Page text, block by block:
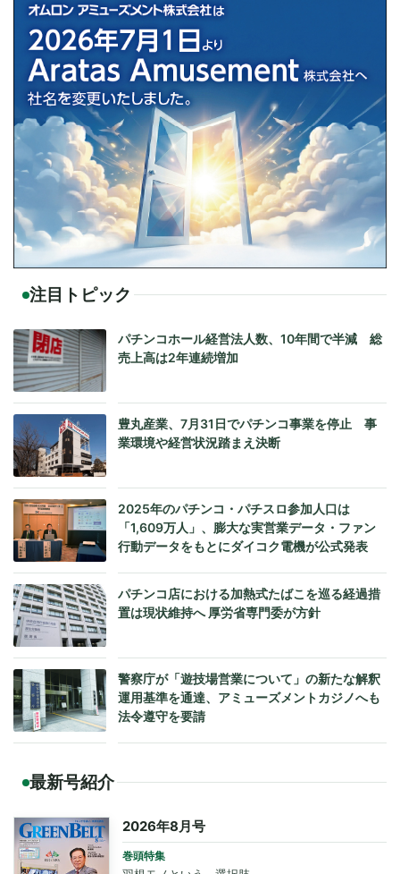
注目トピック
パチンコホール経営法人数、10年間で半減 総
売上高は2年連続増加
豊丸産業、7月31日でパチンコ事業を停止 事
業環境や経営状況踏まえ決断
2025年のパチンコ・パチスロ参加人口は
「1,609万人」、膨大な実営業データ・ファン
行動データをもとにダイコク電機が公式発表
パチンコ店における加熱式たばこを巡る経過措
置は現状維持へ 厚労省専門委が方針
警察庁が「遊技場営業について」の新たな解釈
運用基準を通達、アミューズメントカジノへも
法令遵守を要請
最新号紹介
2026年8月号
巻頭特集